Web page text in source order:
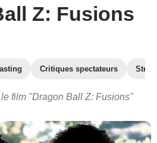
Z: Fusions
Critiques spectateurs
film "Dragon Ball Z: Fusions"